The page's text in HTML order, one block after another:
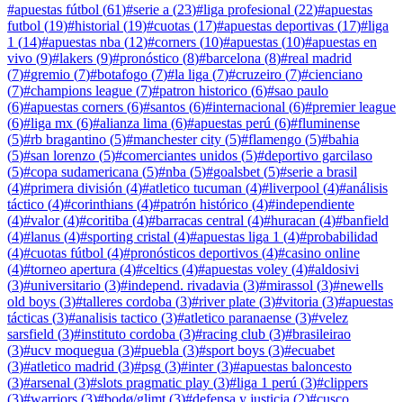
#apuestas fútbol (61)#serie a (23)#liga profesional (22)#apuestas
futbol (19)#historial (19)#cuotas (17)#apuestas deportivas (17)#liga
1 (14)#apuestas nba (12)#corners (10)#apuestas (10)#apuestas en
vivo (9)#lakers (9)#pronóstico (8)#barcelona (8)#real madrid
(7)#gremio (7)#botafogo (7)#la liga (7)#cruzeiro (7)#cienciano
(7)#champions league (7)#patron historico (6)#sao paulo
(6)#apuestas corners (6)#santos (6)#internacional (6)#premier league
(6)#liga mx (6)#alianza lima (6)#apuestas perú (6)#fluminense
(5)#rb bragantino (5)#manchester city (5)#flamengo (5)#bahia
(5)#san lorenzo (5)#comerciantes unidos (5)#deportivo garcilaso
(5)#copa sudamericana (5)#nba (5)#goalsbet (5)#serie a brasil
(4)#primera división (4)#atletico tucuman (4)#liverpool (4)#análisis
táctico (4)#corinthians (4)#patrón histórico (4)#independiente
(4)#valor(4)#coritiba (4)#barracas central (4)#huracan (4)#banfield
(4)#lanus (4)#sporting cristal (4)#apuestas liga 1 (4)#probabilidad
(4)#cuotas fútbol (4)#pronósticos deportivos (4)#casino online
(4)#torneo apertura (4)#celtics (4)#apuestas voley (4)#aldosivi
(3)#universitario (3)#independ. rivadavia (3)#mirassol (3)#newells
old boys (3)#talleres cordoba (3)#river plate (3)#vitoria (3)#apuestas
tácticas (3)#analisis tactico (3)#atletico paranaense (3)#velez
sarsfield (3)#instituto cordoba (3)#racing club (3)#brasileirao
(3)#ucv moquegua (3)#puebla (3)#sport boys (3)#ecuabet
(3)#atletico madrid (3)#psg (3)#inter(3)#apuestas baloncesto
(3)#arsenal (3)#slots pragmatic play (3)#liga 1 perú (3)#clippers
(3)#warriors (3)#bodø/glimt (3)#defensa y justicia (2)#cusco